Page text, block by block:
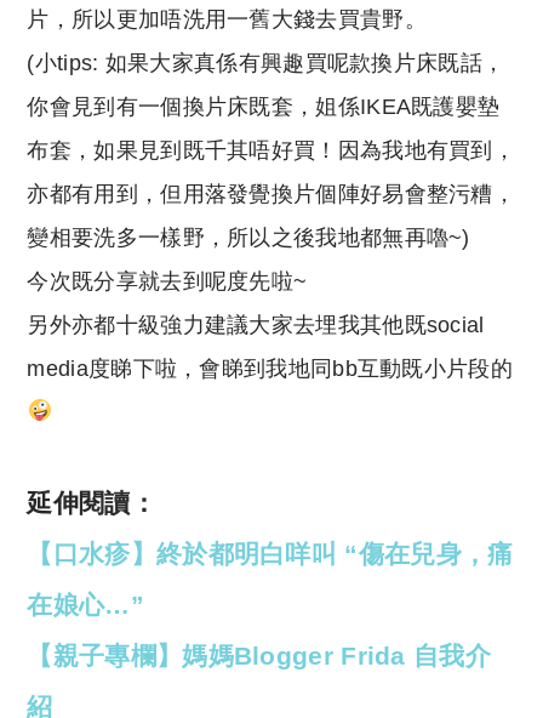
片，所以更加唔洗用一舊大錢去買貴野。
(小tips: 如果大家真係有興趣買呢款換片床既話，
你會見到有一個換片床既套，姐係IKEA既護嬰墊
布套，如果見到既千其唔好買！因為我地有買到，
亦都有用到，但用落發覺換片個陣好易會整污糟，
變相要洗多一樣野，所以之後我地都無再嚕~)
今次既分享就去到呢度先啦~
另外亦都十級強力建議大家去埋我其他既social
media度睇下啦，會睇到我地同bb互動既小片段的
延伸閱讀：
【口水疹】終於都明白咩叫 “傷在兒身，痛
在娘心…”
【親子專欄】媽媽Blogger Frida 自我介
紹